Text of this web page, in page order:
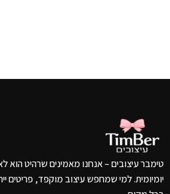
טימבר עיצובים – אנחנו מאמינים שרהיט הוא
יומיומית. למי שמחפש עיצוב מוקפד, פריטים